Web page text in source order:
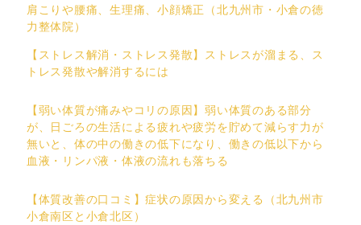
肩こりや腰痛、生理痛、小顔矯正（北九州市・小倉の徳
力整体院）
【ストレス解消・ストレス発散】ストレスが溜まる、ス
トレス発散や解消するには
【弱い体質が痛みやコリの原因】弱い体質のある部分
が、日ごろの生活による疲れや疲労を貯めて減らす力が
無いと、体の中の働きの低下になり、働きの低以下から
血液・リンパ液・体液の流れも落ちる
【体質改善の口コミ】症状の原因から変える（北九州市
小倉南区と小倉北区）